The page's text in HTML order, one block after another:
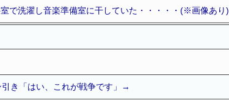
で洗濯し音楽準備室に干していた・・・・・(※画像あり)
引き「はい、これが戦争です」→